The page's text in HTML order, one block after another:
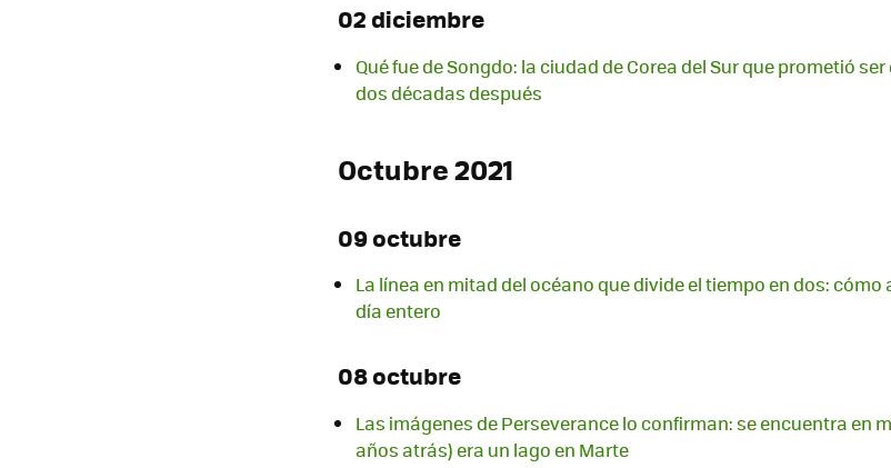
02 diciembre
Qué fue de Songdo: la ciudad de Corea del Sur que prometió
dos décadas después
Octubre 2021
09 octubre
La línea en mitad del océano que divide el tiempo en dos:
día entero
08 octubre
Las imágenes de Perseverance lo confirman: se encuentra en
años atrás) era un lago en Marte